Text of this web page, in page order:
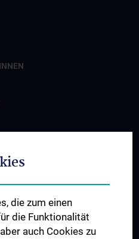
die zum einen
die Funktionalität
auch Cookies zu